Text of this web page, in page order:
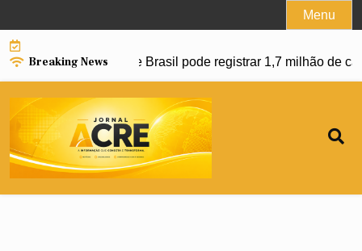
to
content
Menu
Breaking News
avanço da dengue e Brasil pode registrar 1,7 milhão de